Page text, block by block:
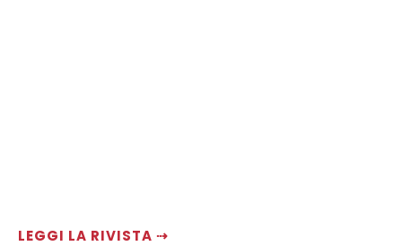
LEGGI LA RIVISTA ⇢